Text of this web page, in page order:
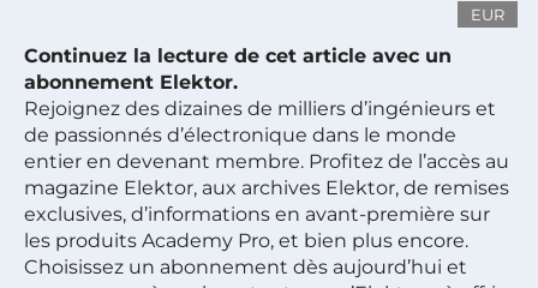
EUR
Continuez la lecture de cet article avec un
abonnement Elektor.
Rejoignez des dizaines de milliers d’ingénieurs et
de passionnés d’électronique dans le monde
entier en devenant membre. Profitez de l’accès au
magazine Elektor, aux archives Elektor, de remises
exclusives, d’informations en avant-première sur
les produits Academy Pro, et bien plus encore.
Choisissez un abonnement dès aujourd’hui et